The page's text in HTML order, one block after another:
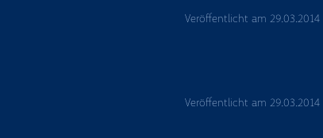
Veröffentlicht am 29.03.2014
Veröffentlicht am 29.03.2014